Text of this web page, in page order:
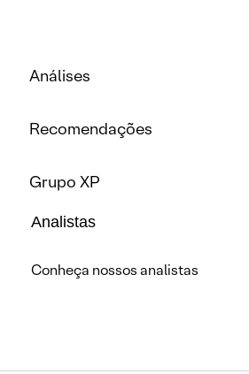
Análises
Recomendações
Grupo XP
Analistas
Conheça nossos analistas